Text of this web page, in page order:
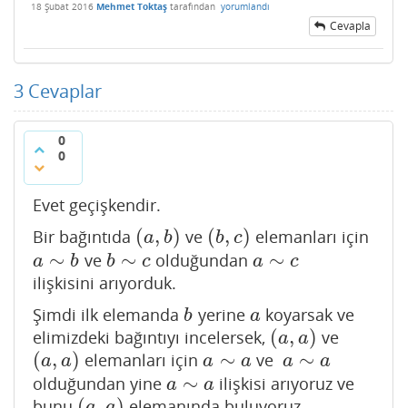
18 Şubat 2016 Mehmet Toktaş tarafından yorumlandı
Cevapla
3 Cevaplar
0
0
Evet geçişkendir.
Bir bağıntıda (a, b)
(a,b ) ve (b, c)
(b,c) elemanları için
a ∼ b
a∼b ve b ∼ c
b ∼c olduğundan a ∼ c
a∼c
ilişkisini arıyorduk.
Şimdi ilk elemanda b
b yerine a
akoyarsak ve
elimizdeki bağıntıyı incelersek, (a, a)
(a,a ) ve
(a, a)
(a,a ) elemanları içina ∼ a
a∼a ve a ∼ a
a∼a
olduğundan yine a ∼ a
a∼a
ilişkisi arıyoruz ve